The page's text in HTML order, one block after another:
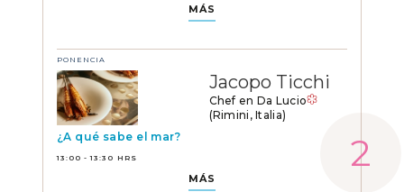
MÁS
PONENCIA
¿A qué sabe el mar?
13:00 - 13:30 HRS
Jacopo Ticchi
Chef en Da Lucio
(Rimini, Italia)
MÁS